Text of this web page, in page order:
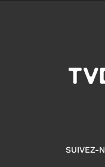
SUIVEZ-